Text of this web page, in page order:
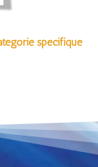
spécifique